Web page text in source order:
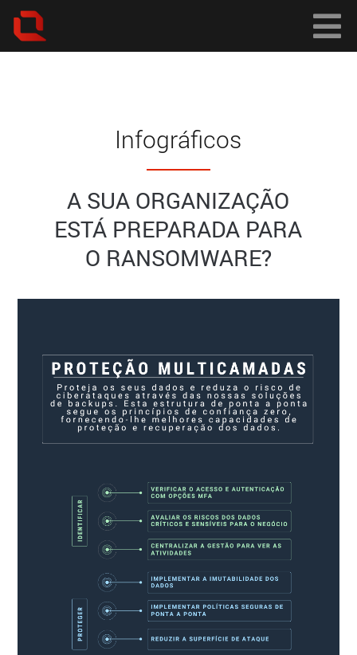
Infográficos
A SUA ORGANIZAÇÃO
ESTÁ PREPARADA PARA
O RANSOMWARE?